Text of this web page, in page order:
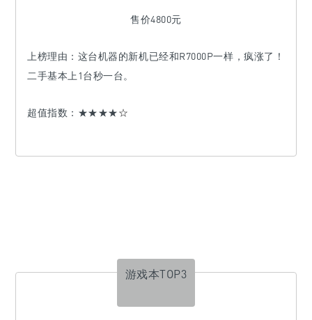
售价4800元
上榜理由： 这台机器的新机已经和R7000P一样，疯涨了！
二手基本上1台秒一台。
超值指数：★★★★☆
游戏本TOP3